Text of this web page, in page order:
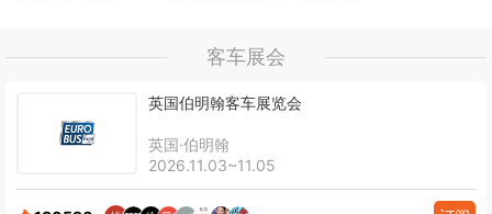
客车展会
英国伯明翰客车展览会
英国·伯明翰
2026.11.03~11.05